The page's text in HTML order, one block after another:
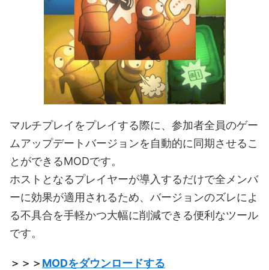
マルチプレイをプレイする際に、参加者全員のゲー
ムアップデートバージョンを自動的に同期させるこ
とができるMODです。
ホストとなるプレイヤーが導入するだけで全メンバ
ーに効果が適用されるため、バージョンのズレによ
る不具合を手軽かつ大幅に削減できる便利なツール
です。
＞＞＞MODをダウンロードする